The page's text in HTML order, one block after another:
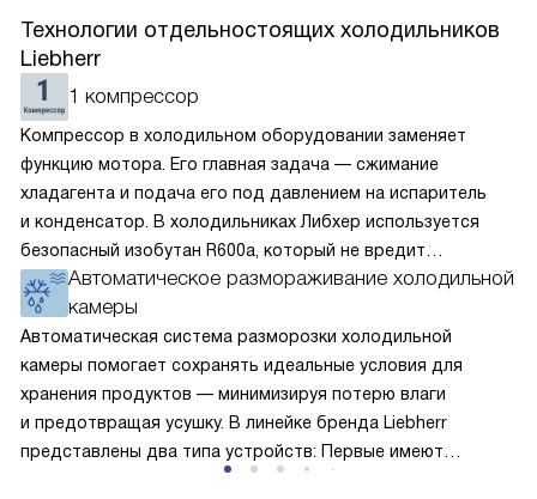
Технологии отдельностоящих холодильников
Liebherr
1 компрессор
Компрессор в холодильном оборудовании заменяет
функцию мотора. Его главная задача — сжимание
хладагента и подача его под давлением на испаритель
и конденсатор. В холодильниках Либхер используется
безопасный изобутан R600a, который не вредит
окружающей среде. Компрессор перегоняет его
по охладительному контуру по принципу насоса. Чем
лучше работает «мотор» прибора, тем качественнее
и быстрее происходит охлаждение, затрачивается
меньше электроэнергии.
Автоматическое размораживание холодильной
камеры
Автоматическая система разморозки холодильной
камеры помогает сохранять идеальные условия для
хранения продуктов — минимизируя потерю влаги
и предотвращая усушку. В линейке бренда Liebherr
представлены два типа устройств: Первые имеют